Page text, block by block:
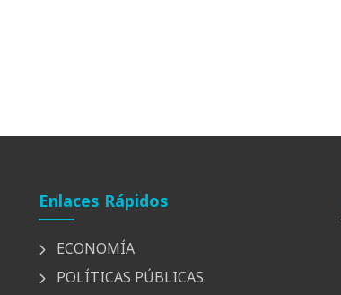
Enlaces Rápidos
ECONOMÍA
POLÍTICAS PÚBLICAS